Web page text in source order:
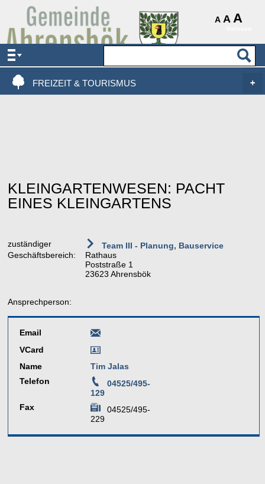
A A A
AKTUELLES & SERVICE
VERWALTUNG & POLITIK
FREIZEIT & TOURISMUS
KLEINGARTENWESEN: PACHT
EINES KLEINGARTENS
zuständiger
Geschäftsbereich:
Team III - Planung, Bauservice
Rathaus
Poststraße 1
23623 Ahrensbök
Ansprechperson:
Email
VCard
Name
Tim Jalas
Telefon
04525/495-
129
Fax
04525/495-
229